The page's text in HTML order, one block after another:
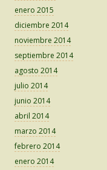
enero 2015
diciembre 2014
noviembre 2014
septiembre 2014
agosto 2014
julio 2014
junio 2014
abril 2014
marzo 2014
febrero 2014
enero 2014